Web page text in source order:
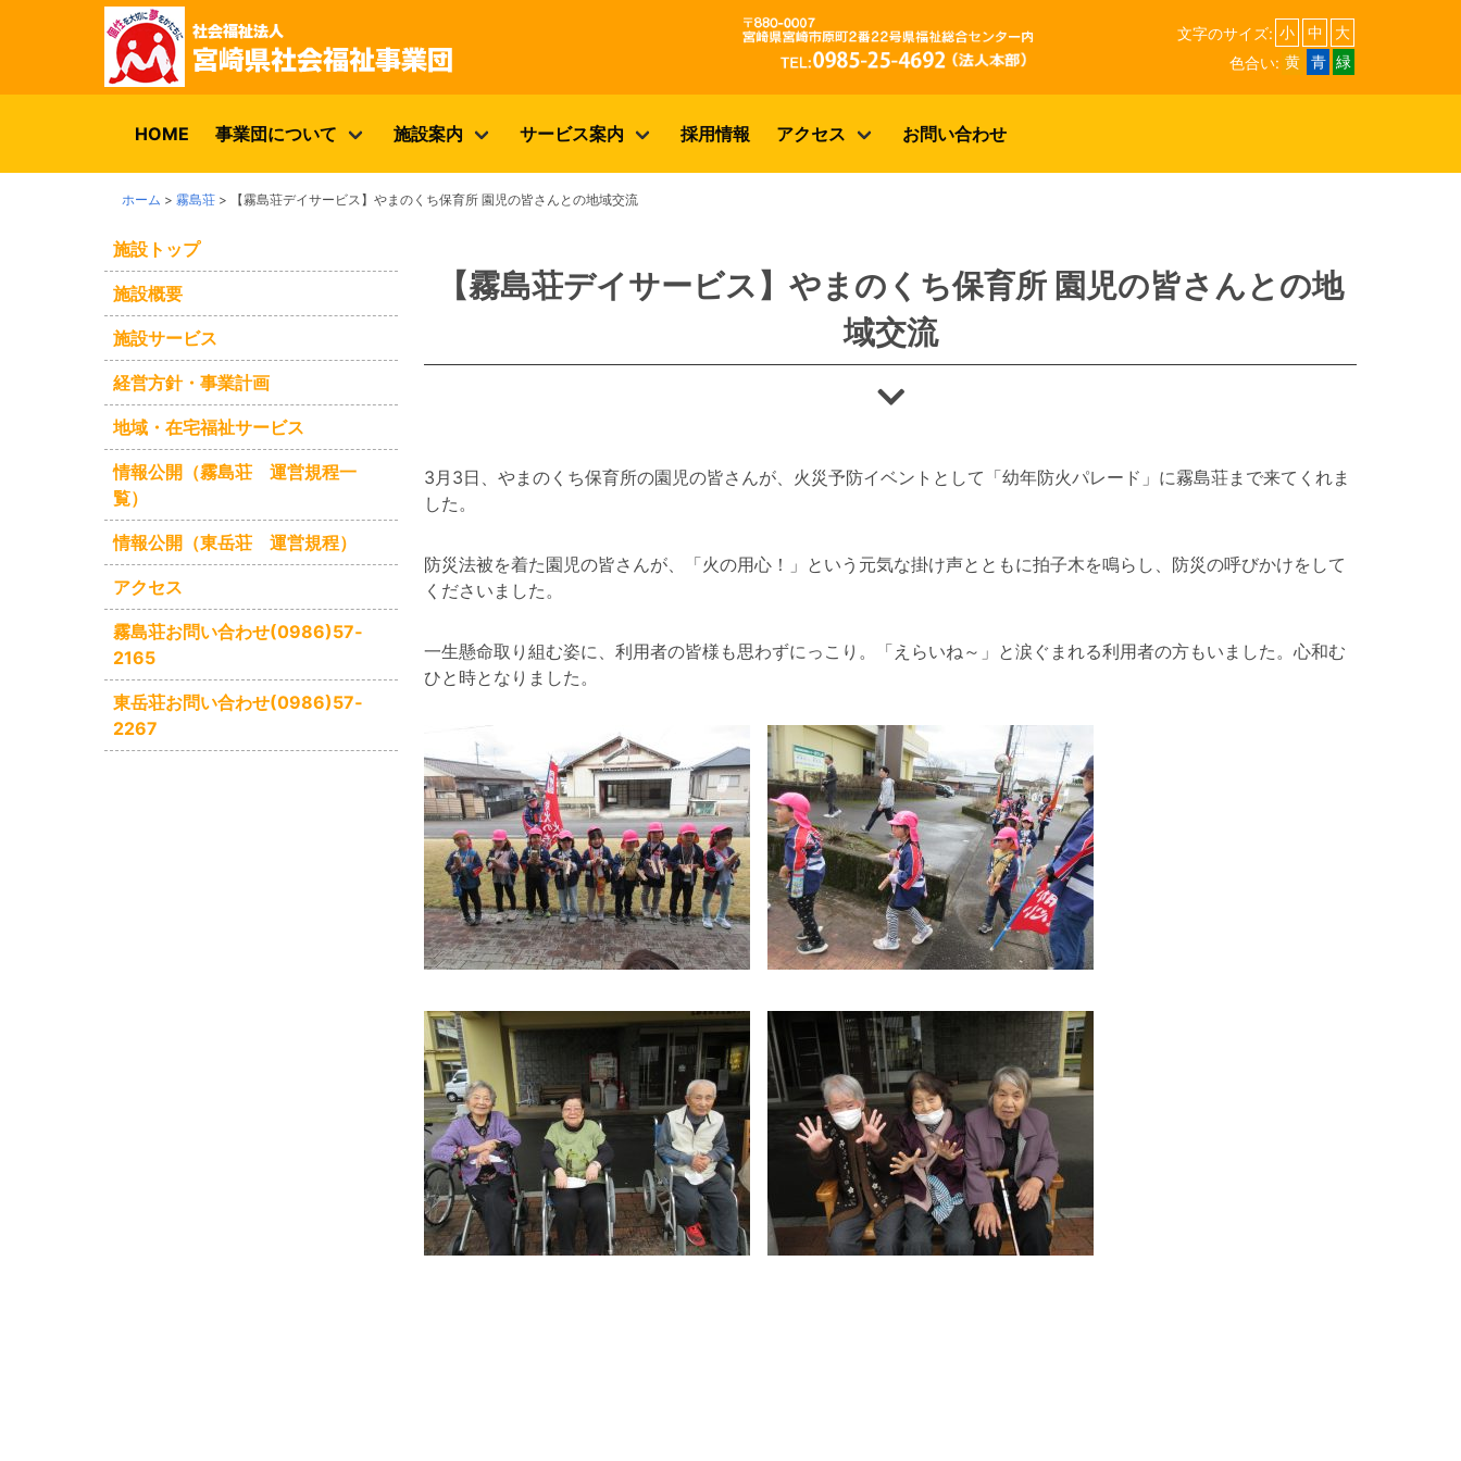
文字のサイズ: 小 中
大
色合い: 黄 青 緑
HOME 事業団について 施設案内 サービス案内 採用情報 アクセス お問い合わせ
ホーム > 霧島荘 > 【霧島荘デイサービス】やまのくち保育所 園児の皆さんとの地域交流
【霧島荘デイサービス】やまのくち保育所 園児の皆さんとの地
域交流
3月3日、やまのくち保育所の園児の皆さんが、火災予防イベントとして「幼年防火パレード」に霧島荘まで来てくれま
した。
防災法被を着た園児の皆さんが、「火の用心！」という元気な掛け声とともに拍子木を鳴らし、防災の呼びかけをして
くださいました。
一生懸命取り組む姿に、利用者の皆様も思わずにっこり。「えらいね～」と涙ぐまれる利用者の方もいました。心和む
ひと時となりました。
施設トップ
施設概要
施設サービス
経営方針・事業計画
地域・在宅福祉サービス
情報公開（霧島荘 運営規程一
覧）
情報公開（東岳荘 運営規程）
アクセス
霧島荘お問い合わせ(0986)57‐
2165
東岳荘お問い合わせ(0986)57‐
2267